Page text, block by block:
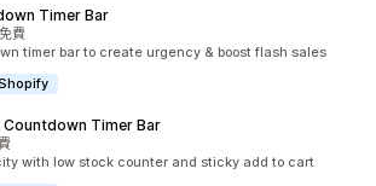
Timer Bar
價
免費
timer bar to create urgency & boost flash sales
Countdown Timer Bar
with low stock counter and sticky add to cart